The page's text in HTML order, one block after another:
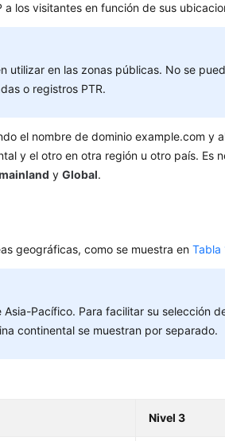
los visitantes en función de sus
utilizar en las zonas públicas. No se
o registros PTR.
el nombre de dominio example.com y
y el otro en otra región u otro país. Es
yGlobal.
geográficas, como se muestra enTabla
Pacífico. Para facilitar su selección
continental se muestran por separado.
Nivel 3